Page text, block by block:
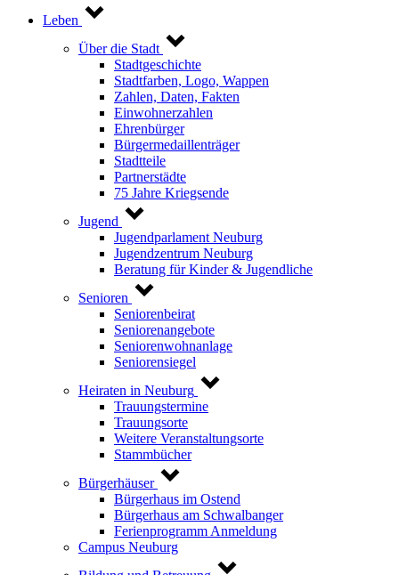
Leben
Über die Stadt
Stadtgeschichte
Stadtfarben, Logo, Wappen
Zahlen, Daten, Fakten
Einwohnerzahlen
Ehrenbürger
Bürgermedaillenträger
Stadtteile
Partnerstädte
75 Jahre Kriegsende
Jugend
Jugendparlament Neuburg
Jugendzentrum Neuburg
Beratung für Kinder & Jugendliche
Senioren
Seniorenbeirat
Seniorenangebote
Seniorenwohnanlage
Seniorensiegel
Heiraten in Neuburg
Trauungstermine
Trauungsorte
Weitere Veranstaltungsorte
Stammbücher
Bürgerhäuser
Bürgerhaus im Ostend
Bürgerhaus am Schwalbanger
Ferienprogramm Anmeldung
Campus Neuburg